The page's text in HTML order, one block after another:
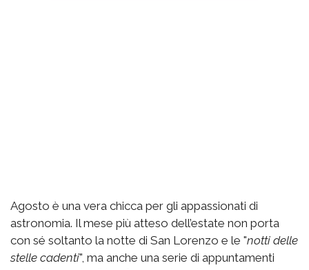
Agosto è una vera chicca per gli appassionati di
astronomia. Il mese più atteso dell’estate non porta
con sé soltanto la notte di San Lorenzo e le "notti delle
stelle cadenti", ma anche una serie di appuntamenti